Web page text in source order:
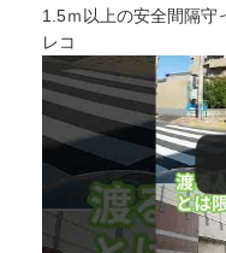
1.5ｍ以上の安全間隔守
レコ